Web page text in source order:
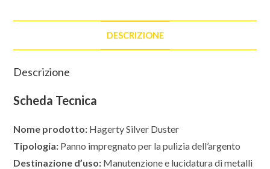
pulizia
e
argentati
DESCRIZIONE
Descrizione
Scheda Tecnica
Nome prodotto: Hagerty Silver Duster
Tipologia: Panno impregnato per la pulizia dell’argento
Destinazione d’uso: Manutenzione e lucidatura di metalli